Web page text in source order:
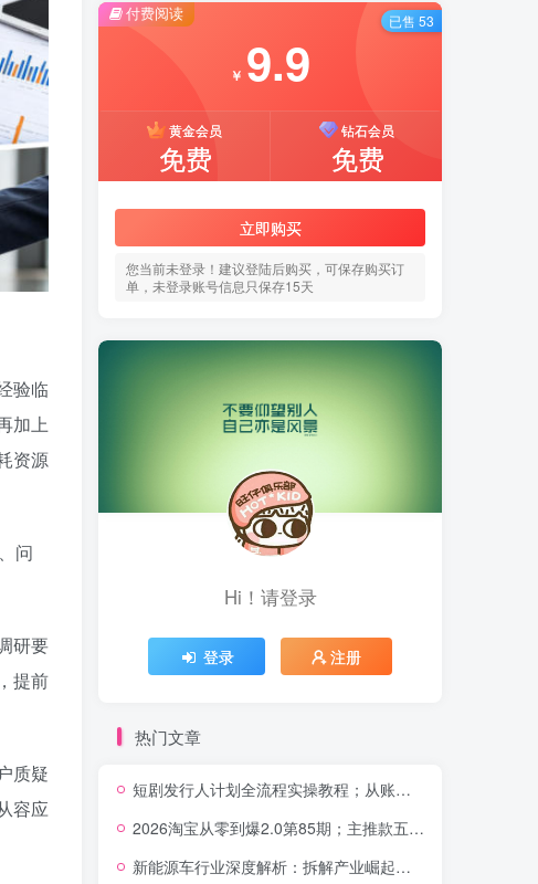
验临
加上
资源
问
研要
提前
质疑
容应
付费阅读
￥ 9.9
黄金会员
免费
钻石会员
免费
立即购买
您当前未登录！建议登陆后购买，可保存购买订
单，未登录账号信息只保存15天
已售 53
Hi！请登录
登录 注册
热门文章
短剧发行人计划全流程实操教程；从账号定位到选剧剪辑再到发布技巧，零基础也能快速上手出单
2026淘宝从零到爆2.0第85期；主推款五项高权重初始设置，改销量评晒秒单快速破零积累基础权重
新能源车行业深度解析：拆解产业崛起根源，剖析行业内卷与海外贸易争端现状